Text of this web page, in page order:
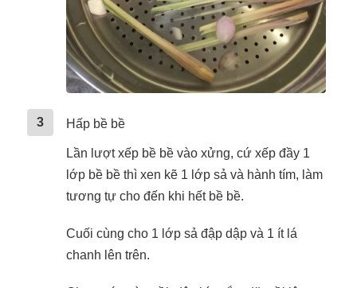
3 Hấp bề bề
Lần lượt xếp bề bề vào xửng, cứ xếp đầy 1
lớp bề bề thì xen kẽ 1 lớp sả và hành tím, làm
tương tự cho đến khi hết bề bề.
Cuối cùng cho 1 lớp sả đập dập và 1 ít lá
chanh lên trên.